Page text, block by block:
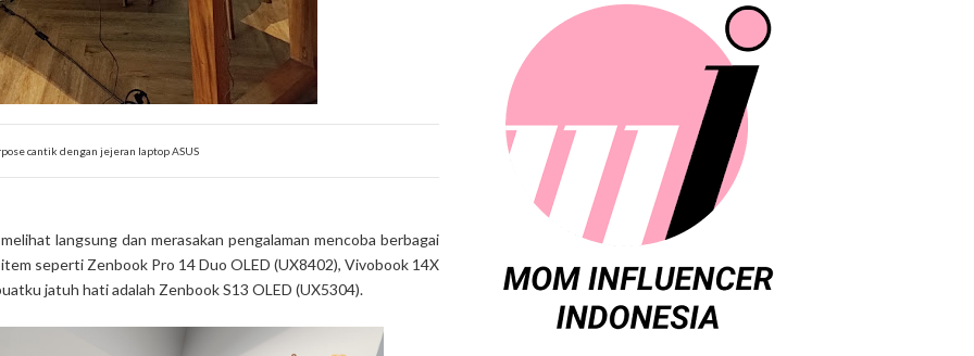
cantik dengan jejeran laptop ASUS
langsung dan merasakan pengalaman mencoba berbagai
seperti Zenbook Pro 14 Duo OLED (UX8402), Vivobook 14X
jatuh hati adalah Zenbook S13 OLED (UX5304).